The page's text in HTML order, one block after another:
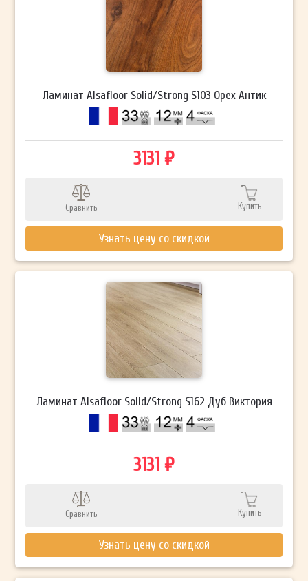
Ламинат Alsafloor Solid/Strong S103 Орех Антик
3131 ₽
Сравнить Купить
Узнать цену со скидкой
Ламинат Alsafloor Solid/Strong S162 Дуб Виктория
3131 ₽
Сравнить Купить
Узнать цену со скидкой